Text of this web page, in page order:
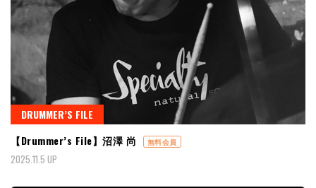
DRUMMER’S FILE
【Drummer’s File】沼澤 尚
無料会員
2025.11.5 UP